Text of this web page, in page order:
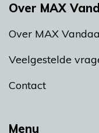
Menu
Over MAX
Over MAX
Veelgestelde
Contact